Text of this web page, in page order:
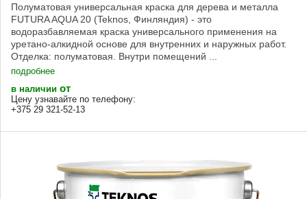
Полуматовая универсальная краска для дерева и металла
FUTURA AQUA 20 (Teknos, Финляндия) - это
водоразбавляемая краска универсального применения на
уретано-алкидной основе для внутренних и наружных работ.
Отделка: полуматовая. Внутри помещений ...
подробнее
в наличии от
Цену узнавайте по телефону:
+375 29 321-52-13